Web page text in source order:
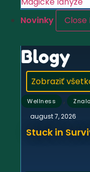
Novinky
Close
Blogy
Zobraziť
Wellness ,
august 7, 2026
Stuck in